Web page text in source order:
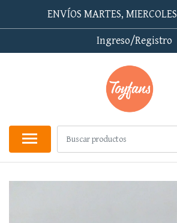
ENVÍOS MARTES,
Ingreso/Registro